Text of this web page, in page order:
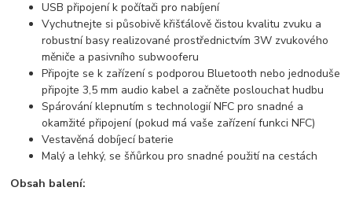
USB připojení k počítači pro nabíjení
Vychutnejte si působivě křišťálově čistou kvalitu zvuku a
robustní basy realizované prostřednictvím 3W zvukového
měniče a pasivního subwooferu
Připojte se k zařízení s podporou Bluetooth nebo jednoduše
připojte 3,5 mm audio kabel a začněte poslouchat hudbu
Spárování klepnutím s technologií NFC pro snadné a
okamžité připojení (pokud má vaše zařízení funkci NFC)
Vestavěná dobíjecí baterie
Malý a lehký, se šňůrkou pro snadné použití na cestách
Obsah balení: